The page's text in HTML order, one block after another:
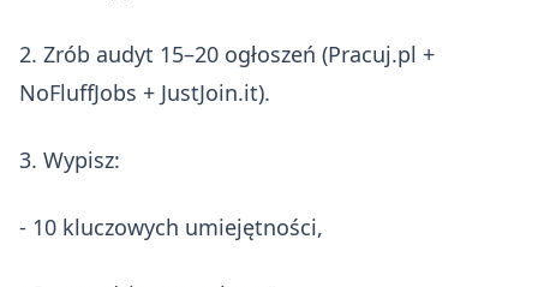
2. Zrób audyt 15–20 ogłoszeń (Pracuj.pl +
NoFluffJobs + JustJoin.it).
3. Wypisz:
- 10 kluczowych umiejętności,